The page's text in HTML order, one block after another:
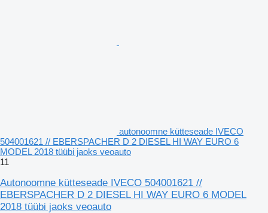
autonoomne kütteseade IVECO
504001621 // EBERSPACHER D 2 DIESEL HI WAY EURO 6
MODEL 2018 tüübi jaoks veoauto
11
Autonoomne kütteseade IVECO 504001621 //
EBERSPACHER D 2 DIESEL HI WAY EURO 6 MODEL
2018 tüübi jaoks veoauto